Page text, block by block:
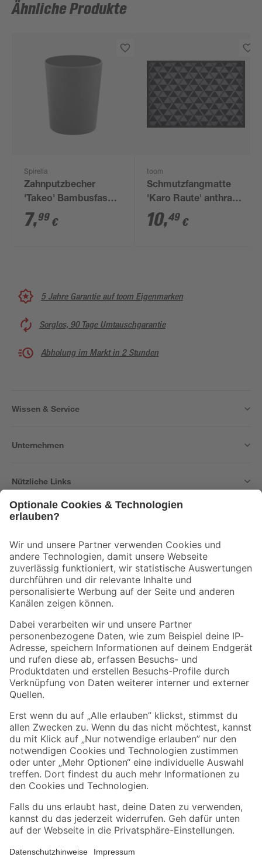
Ähnliche Produkte
Spirella
Zahnputzbecher
'Takeo' Bambusfasern
grau Ø 7,4 x 9,2 cm
7,99 €
toom
Schmutzfangmatte
'Karo Raute' anthrazit
39 x 58 cm
10,49 €
5 Jahre Garantie auf toom Eigenmarken
Sorglos, 90 Tage Umtauschgarantie
Abholung im Markt in 2 Stunden
Wissen & Service
Unternehmen
Nützliche Links
Der toom Newsletter: Keine Angebote und Aktionen mehr verpassen!
Zur Newsletter Anmeldung
Folge uns
Zahlungsarten Versandarten
Sicher einkaufen
Jetzt die toom-App herunterladen
Alle Preisangaben in EUR inkl. gesetzl. MwSt.. Die dargestellten Angebote sind unter
Umständen nicht in allen Märkten verfügbar. Die angegebenen Verfügbarkeiten beziehen
Produkte nur solange der Vorrat reicht.
*Paketversand ab 59 € versandkostenfrei, gilt nicht für Artikel mit Speditionsversand, hier